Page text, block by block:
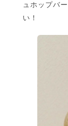
ュホップバ
い！